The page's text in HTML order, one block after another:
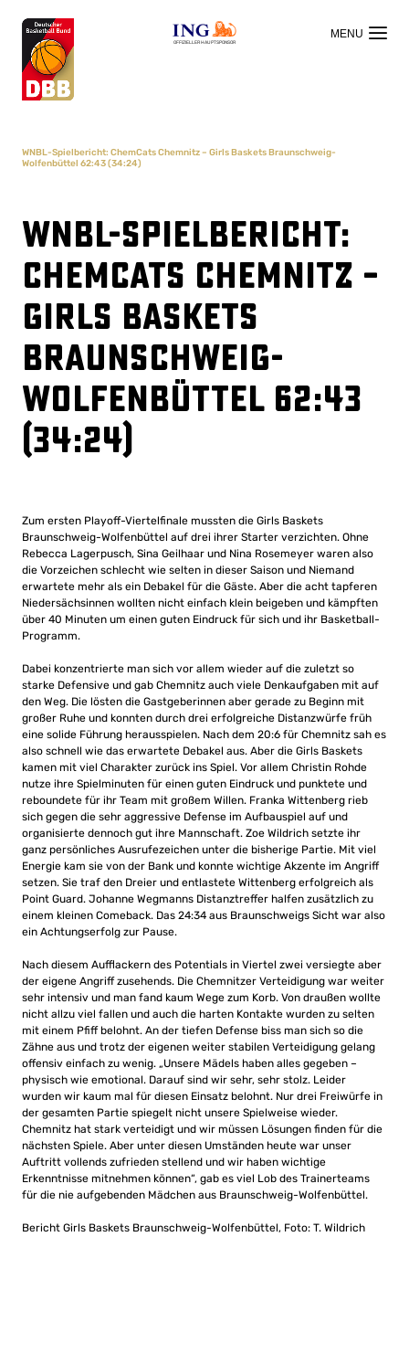
OFFIZIELLER HAUPTSPONSOR
WNBL-Spielbericht: ChemCats Chemnitz – Girls Baskets Braunschweig-
Wolfenbüttel 62:43 (34:24)
WNBL-Spielbericht:
ChemCats Chemnitz –
Girls Baskets
Braunschweig-
Wolfenbüttel 62:43
(34:24)
Zum ersten Playoff-Viertelfinale mussten die Girls Baskets
Braunschweig-Wolfenbüttel auf drei ihrer Starter verzichten. Ohne
Rebecca Lagerpusch, Sina Geilhaar und Nina Rosemeyer waren also
die Vorzeichen schlecht wie selten in dieser Saison und Niemand
erwartete mehr als ein Debakel für die Gäste. Aber die acht tapferen
Niedersächsinnen wollten nicht einfach klein beigeben und kämpften
über 40 Minuten um einen guten Eindruck für sich und ihr Basketball-
Programm.
Dabei konzentrierte man sich vor allem wieder auf die zuletzt so
starke Defensive und gab Chemnitz auch viele Denkaufgaben mit auf
den Weg. Die lösten die Gastgeberinnen aber gerade zu Beginn mit
großer Ruhe und konnten durch drei erfolgreiche Distanzwürfe früh
eine solide Führung herausspielen. Nach dem 20:6 für Chemnitz sah es
also schnell wie das erwartete Debakel aus. Aber die Girls Baskets
kamen mit viel Charakter zurück ins Spiel. Vor allem Christin Rohde
nutze ihre Spielminuten für einen guten Eindruck und punktete und
reboundete für ihr Team mit großem Willen. Franka Wittenberg rieb
sich gegen die sehr aggressive Defense im Aufbauspiel auf und
organisierte dennoch gut ihre Mannschaft. Zoe Wildrich setzte ihr
ganz persönliches Ausrufezeichen unter die bisherige Partie. Mit viel
Energie kam sie von der Bank und konnte wichtige Akzente im Angriff
setzen. Sie traf den Dreier und entlastete Wittenberg erfolgreich als
Point Guard. Johanne Wegmanns Distanztreffer halfen zusätzlich zu
einem kleinen Comeback. Das 24:34 aus Braunschweigs Sicht war also
ein Achtungserfolg zur Pause.
Nach diesem Aufflackern des Potentials in Viertel zwei versiegte aber
der eigene Angriff zusehends. Die Chemnitzer Verteidigung war weiter
sehr intensiv und man fand kaum Wege zum Korb. Von draußen wollte
nicht allzu viel fallen und auch die harten Kontakte wurden zu selten
mit einem Pfiff belohnt. An der tiefen Defense biss man sich so die
Zähne aus und trotz der eigenen weiter stabilen Verteidigung gelang
offensiv einfach zu wenig. „Unsere Mädels haben alles gegeben –
physisch wie emotional. Darauf sind wir sehr, sehr stolz. Leider
wurden wir kaum mal für diesen Einsatz belohnt. Nur drei Freiwürfe in
der gesamten Partie spiegelt nicht unsere Spielweise wieder.
Chemnitz hat stark verteidigt und wir müssen Lösungen finden für die
nächsten Spiele. Aber unter diesen Umständen heute war unser
Auftritt vollends zufrieden stellend und wir haben wichtige
Erkenntnisse mitnehmen können“, gab es viel Lob des Trainerteams
für die nie aufgebenden Mädchen aus Braunschweig-Wolfenbüttel.
Bericht Girls Baskets Braunschweig-Wolfenbüttel, Foto: T. Wildrich